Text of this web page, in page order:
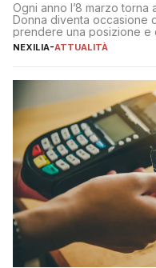
Ogni anno l’8 marzo torna
Donna diventa occasione
prendere una posizione e
sua complessità e
NEXILIA-ATTUALITÀ